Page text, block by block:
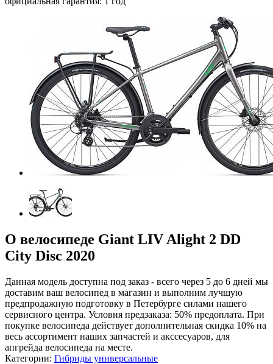
О велосипеде Giant LIV Alight 2 DD
City Disc 2020
Данная модель доступна под заказ - всего через 5 до 6 дней мы
доставим ваш велосипед в магазин и выполним лучшую
предпродажную подготовку в Петербурге силами нашего
сервисного центра. Условия предзаказа: 50% предоплата. При
покупке велосипеда действует дополнительная скидка 10% на
весь ассортимент наших запчастей и акссесуаров, для
апгрейда велосипеда на месте.
Категории: Гибриды универсальные